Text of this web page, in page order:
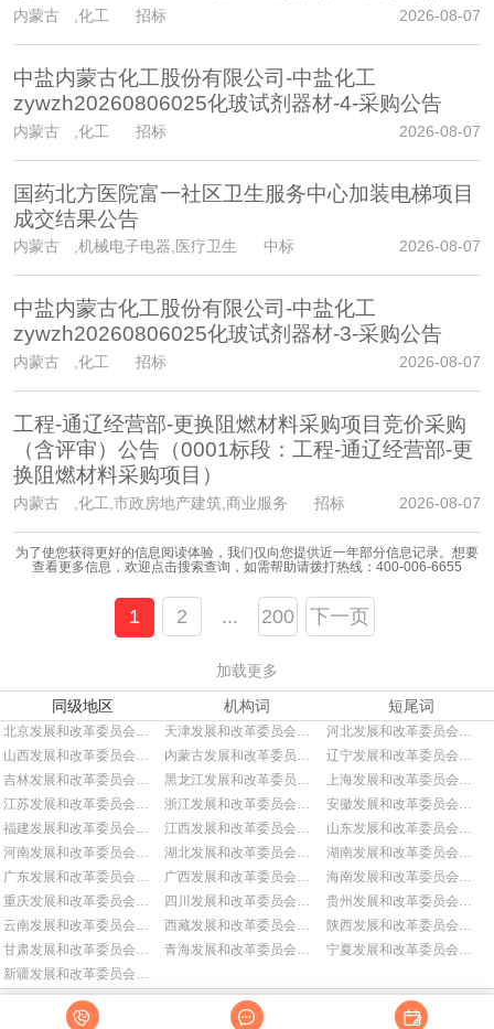
内蒙古 ,化工 招标 2026-08-07
中盐内蒙古化工股份有限公司-中盐化工
zywzh20260806025化玻试剂器材-4-采购公告
内蒙古 ,化工 招标 2026-08-07
国药北方医院富一社区卫生服务中心加装电梯项目
成交结果公告
内蒙古 ,机械电子电器,医疗卫生 中标 2026-08-07
中盐内蒙古化工股份有限公司-中盐化工
zywzh20260806025化玻试剂器材-3-采购公告
内蒙古 ,化工 招标 2026-08-07
工程-通辽经营部-更换阻燃材料采购项目竞价采购
（含评审）公告（0001标段：工程-通辽经营部-更
换阻燃材料采购项目）
内蒙古 ,化工,市政房地产建筑,商业服务 招标 2026-08-07
为了使您获得更好的信息阅读体验，我们仅向您提供近一年部分信息记录。想要
查看更多信息，欢迎点击搜索查询，如需帮助请拨打热线： 400-006-6655
1 2 ... 200 下一页
加载更多
同级地区
机构词 短尾词